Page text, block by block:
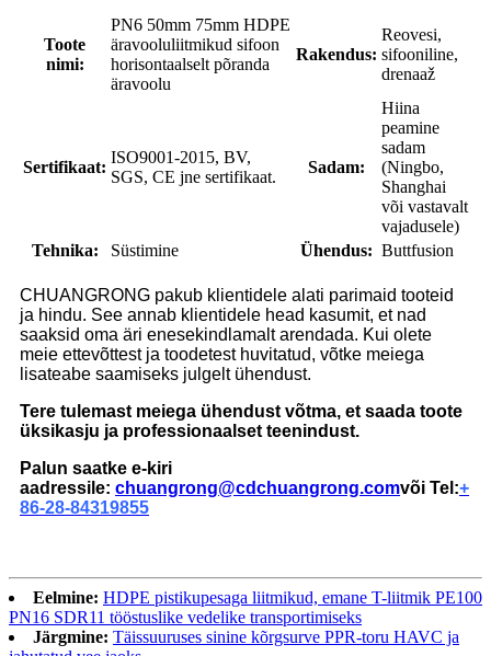
Toote
nimi:
PN6 50mm 75mm HDPE
äravooluliitmikud sifoon
horisontaalselt põranda
äravoolu
Rakendus:
Reovesi,
sifooniline,
drenaaž
Sertifikaat:
ISO9001-2015, BV,
SGS, CE jne sertifikaat.
Sadam:
Hiina
peamine
sadam
(Ningbo,
Shanghai
või vastavalt
vajadusele)
Tehnika:
Süstimine Ühendus: Buttfusion
CHUANGRONG pakub klientidele alati parimaid tooteid
ja hindu. See annab klientidele head kasumit, et nad
saaksid oma äri enesekindlamalt arendada. Kui olete
meie ettevõttest ja toodetest huvitatud, võtke meiega
lisateabe saamiseks julgelt ühendust.
Tere tulemast meiega ühendust võtma, et saada toote
üksikasju ja professionaalset teenindust.
Palun saatke e-kiri
aadressile: chuangrong@cdchuangrong.comvõi Tel:+
86-28-84319855
Eelmine: HDPE pistikupesaga liitmikud, emane T-liitmik PE100
PN16 SDR11 tööstuslike vedelike transportimiseks
Järgmine: Täissuuruses sinine kõrgsurve PPR-toru HAVC ja